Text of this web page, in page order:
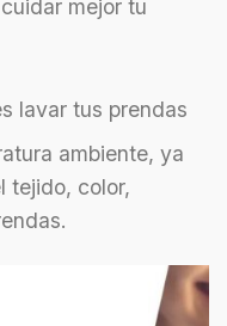
mejor tu
lavar tus prendas
ambiente, ya
tejido, color,